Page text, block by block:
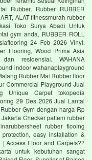
Rubber, Rubber RUBBER
ALAT fitnessmurah rubber
Toko Surya Abadi Untuk
gym anda, RUBBER ROLL
24 Feb 2026 Vinyl,
Flooring, Wood Prima Asia
residensial. WAHANA
indoor wahanaplayground
Rubber Mat Rubber floor
Commercial Playground Jual
Unique Carpet tokopedia
29 Des 2026 Jual Lantai
Gym dengan harga Rp
Checker pattem rubber
rubber flooing
easy installation &
Access Floor and Carpets??
untuk kebutuhan sangat